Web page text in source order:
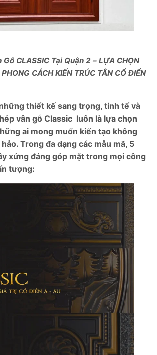
CLASSIC Tại Quận 2 – LỰA CHỌN
CÁCH KIẾN TRÚC TÂN CỔ ĐIỂN
thiết kế sang trọng, tinh tế và
vân gỗ Classic luôn là lựa chọn
ai mong muốn kiến tạo không
Trong đa dạng các mẫu mã, 5
xứng đáng góp mặt trong mọi công
tượng: